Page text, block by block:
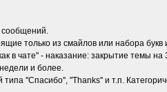
сообщений.
только из смайлов или набора
в чате" - наказание: закрытие темы
и более.
''Спасибо'', ''Thanks'' и т.п.